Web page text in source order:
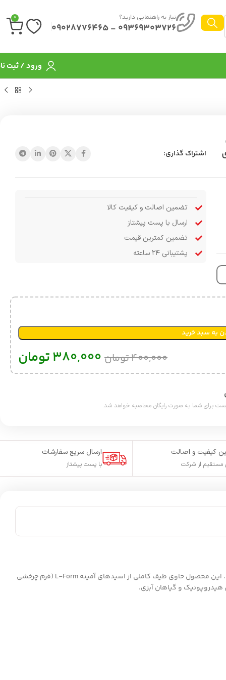
نیاز به راهنمایی دارید؟
09369303726 - 09028776465
0
ورود / ثبت
اشتراک گذاری:
تضمین اصالت و کیفیت کالا
ارسال با پست پیشتاز
تضمین کمترین قیمت
پشتیبانی ۲۴ ساعته
به سبد خرید
400,000تومان 380,000تومان
کیفیت و اصالت
از شرکت
ارسال سریع سفارشات
با پست پیشتاز
با بهره‌گیری از فناوری پیشرفته هیدرولیز آنزیمی و با استفاده از مواد اولیه باکیفیت شرکت XGreen تولید شده است. این محصول حاوی طیف کاملی از اسیدهای آمینه L-Form (فرم چرخشی
و گیاهان آبزی.